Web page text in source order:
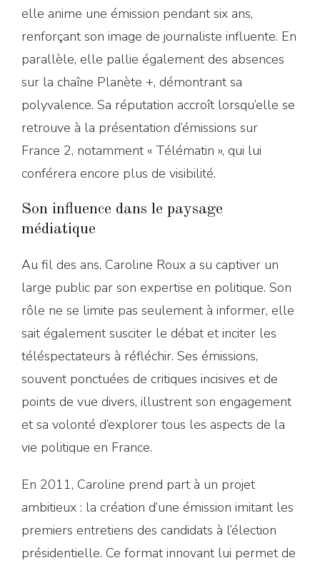
elle anime une émission pendant six ans,
renforçant son image de journaliste influente. En
parallèle, elle pallie également des absences
sur la chaîne Planète +, démontrant sa
polyvalence. Sa réputation accroît lorsqu’elle se
retrouve à la présentation d’émissions sur
France 2, notamment « Télématin », qui lui
conférera encore plus de visibilité.
Son influence dans le paysage
médiatique
Au fil des ans, Caroline Roux a su captiver un
large public par son expertise en politique. Son
rôle ne se limite pas seulement à informer, elle
sait également susciter le débat et inciter les
téléspectateurs à réfléchir. Ses émissions,
souvent ponctuées de critiques incisives et de
points de vue divers, illustrent son engagement
et sa volonté d’explorer tous les aspects de la
vie politique en France.
En 2011, Caroline prend part à un projet
ambitieux : la création d’une émission imitant les
premiers entretiens des candidats à l’élection
présidentielle. Ce format innovant lui permet de